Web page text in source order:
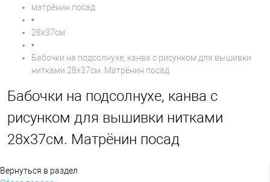
матрёнин посад
•
28х37см
•
Бабочки на подсолнухе, канва с рисунком для вышивки
нитками 28х37см. Матрёнин посад
Бабочки на подсолнухе, канва с
рисунком для вышивки нитками
28х37см. Матрёнин посад
Вернуться в раздел